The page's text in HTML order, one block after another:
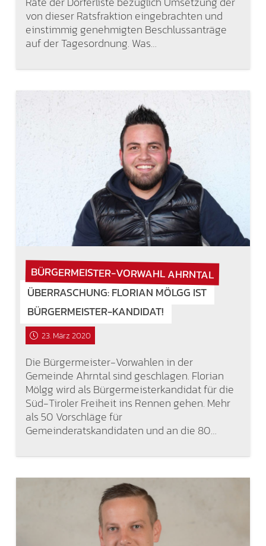
von dieser Ratsfraktion eingebrachten und
einstimmig genehmigten Beschlussanträge
auf der Tagesordnung. Was…
BÜRGERMEISTER-VORWAHL AHRNTAL
ÜBERRASCHUNG: FLORIAN MÖLGG IST
BÜRGERMEISTER-KANDIDAT!
23. März 2020
Die Bürgermeister-Vorwahlen in der
Gemeinde Ahrntal sind geschlagen. Florian
Mölgg wird als Bürgermeisterkandidat für die
Süd-Tiroler Freiheit ins Rennen gehen. Mehr
als 50 Vorschläge für
Gemeinderatskandidaten und an die 80…